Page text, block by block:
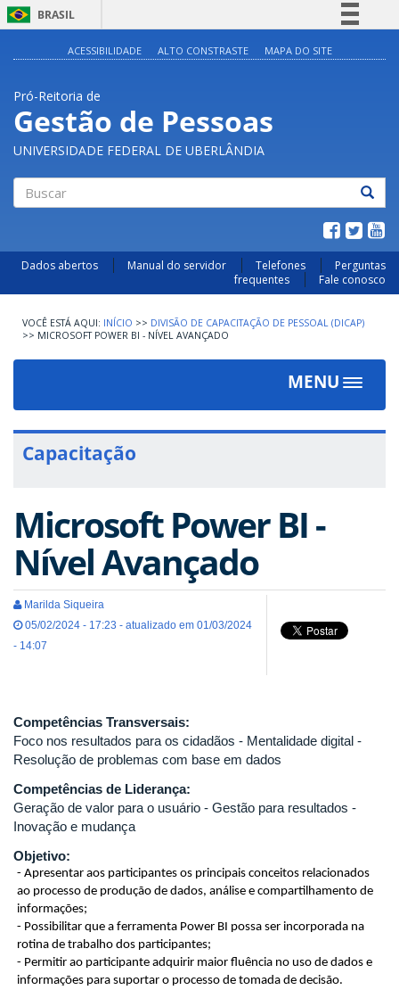
BRASIL
Acesso à informação
Legislação
Canais
ACESSIBILIDADE ALTO CONSTRASTE MAPA DO SITE
Pró-Reitoria de
Gestão de Pessoas
UNIVERSIDADE FEDERAL DE UBERLÂNDIA
Dados abertos Manual do servidor Telefones
Perguntas
frequentes
Fale conosco
INÍCIO >> DIVISÃO DE CAPACITAÇÃO DE PESSOAL (DICAP)
>> MICROSOFT POWER BI - NÍVEL AVANÇADO
MENU
Toggle
Capacitação
Microsoft Power BI -
Nível Avançado
Marilda Siqueira
05/02/2024 - 17:23 - atualizado em 01/03/2024
- 14:07
Competências Transversais:
Foco nos resultados para os cidadãos - Mentalidade digital -
Resolução de problemas com base em dados
Competências de Liderança:
Geração de valor para o usuário - Gestão para resultados -
Inovação e mudança
Objetivo:
- Apresentar aos participantes os principais conceitos relacionados
ao processo de produção de dados, análise e compartilhamento de
informações;
- Possibilitar que a ferramenta Power BI possa ser incorporada na
rotina de trabalho dos participantes;
- Permitir ao participante adquirir maior fluência no uso de dados e
informações para suportar o processo de tomada de decisão.